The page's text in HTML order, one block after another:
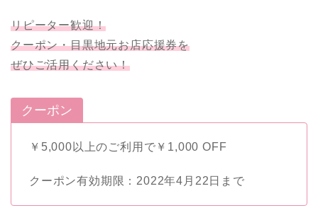
リピーター歓迎！
クーポン・目黒地元お店応援券を
ぜひご活用ください！
クーポン
￥5,000以上のご利用で￥1,000 OFF
クーポン有効期限：2022年4月22日まで